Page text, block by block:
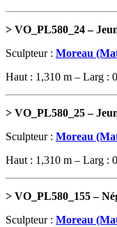
> VO_PL580_24 –
Sculpteur : Moreau
Haut : 1,310 m – Larg :
> VO_PL580_25 –
Sculpteur : Moreau
Haut : 1,310 m – Larg :
> VO_PL580_155 –
Sculpteur : Moreau